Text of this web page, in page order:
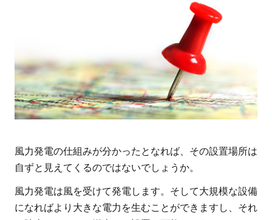
り
出
す
重
要
場
所
風力発電の仕組みが分かったとなれば、その設置場所は
自ずと見えてくるのではないでしょうか。
風力発電は風を受けて発電します。そして大規模な設備
になればより大きな電力を生むことができますし、それ